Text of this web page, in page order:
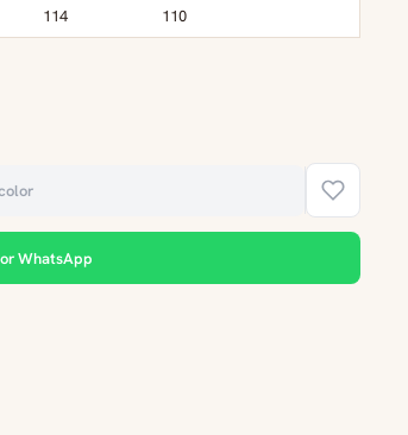
114 110
WhatsApp